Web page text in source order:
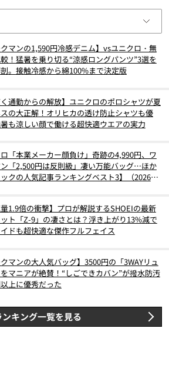
クマンの1,590円冷感デニム】vsユニクロ・無
！猛暑を乗り切る“涼感ロングパンツ”3選を
。接触冷感から綿100%まで決定版
く通勤からの解放】ユニクロのポロシャツが夏
の大正解！オリヒカの透け防止シャツも優
も涼しい顔で働ける超快適ウエアの実力
「本業メーカー顔負け」奇跡の4,990円、ワ
「2,500円は反則級」凄い万能バッグ…ほか
ックの人気記事ランキングベスト3】（2026年
量1.9倍の衝撃】プロが解説するSHOEIの最新
ト「Z-9」の凄さとは？浮き上がり13%減で
ドも超快適な傑作フルフェイス
クマンの大人気バッグ】3500円の「3WAYリュ
マニアが絶賛！“しごできカバン”が撥水防汚
上に優秀だった
ンキング一覧を見る